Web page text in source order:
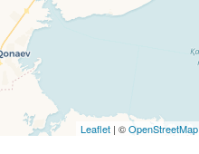
Leaflet | ©OpenStreetMap